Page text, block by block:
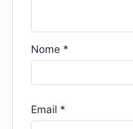
Nome *
Email *